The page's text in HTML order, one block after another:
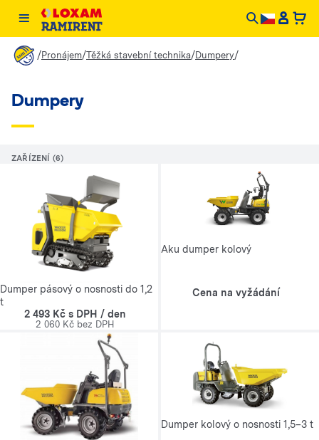
/Pronájem/Těžká stavební technika/Dumpery/
Dumpery
ZAŘÍZENÍ (6)
Dumper pásový o nosnosti do 1,2
t
2 493 Kč s DPH / den
2 060 Kč bez DPH
Aku dumper kolový
Cena na vyžádání
Dumper kolový o nosnosti 1,5–3 t